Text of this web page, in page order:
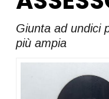
Giunta ad undici
più ampia